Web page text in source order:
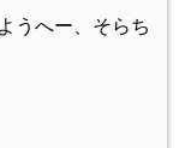
うへー、そらち